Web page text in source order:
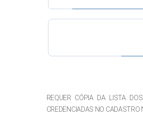
REQUER CÓPIA DA LISTA
CREDENCIADAS NO